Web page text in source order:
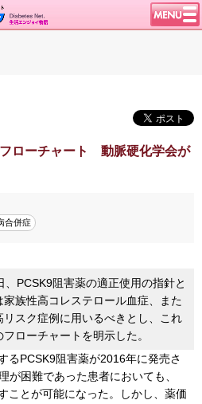
ローチャート 動脈硬化学会が
合併症
PCSK9阻害薬の適正使用の指針と
族性高コレステロール血症、また
スク症例に用いるべきとし、これ
ローチャートを明示した。
PCSK9阻害薬が2016年に発売さ
が困難であった患者においても、
ことが可能になった。しかし、薬価